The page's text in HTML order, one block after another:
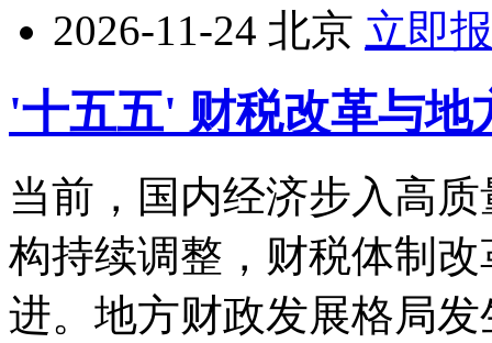
2026-11-24 北京 立即
'十五五' 财税改革与地
当前，国内经济步入高
构持续调整，财税体制
进。地方财政发展格局